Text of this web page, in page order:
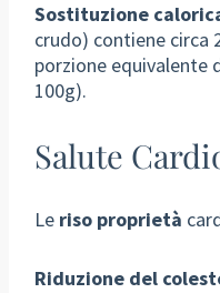
Sostituzione
crudo) contiene circa
porzione equivalente
100g).
Salute
Le riso proprietà
Riduzione del